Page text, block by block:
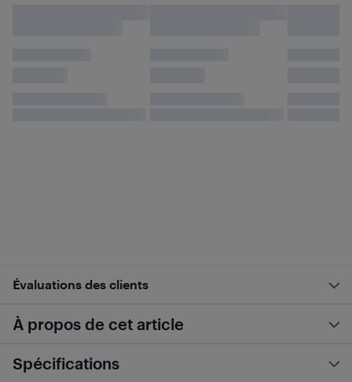
Évaluations des clients
À propos de cet article
Spécifications